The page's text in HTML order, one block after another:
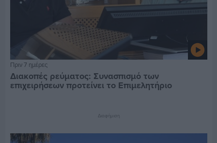
Πριν 7 ημέρες
Διακοπές ρεύματος: Συνασπισμό των
επιχειρήσεων προτείνει το Επιμελητήριο
Διαφήμιση